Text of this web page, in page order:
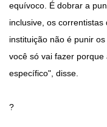
equívoco. É dobrar a
inclusive, os
instituição não é punir
você só vai fazer
específico", disse.
?